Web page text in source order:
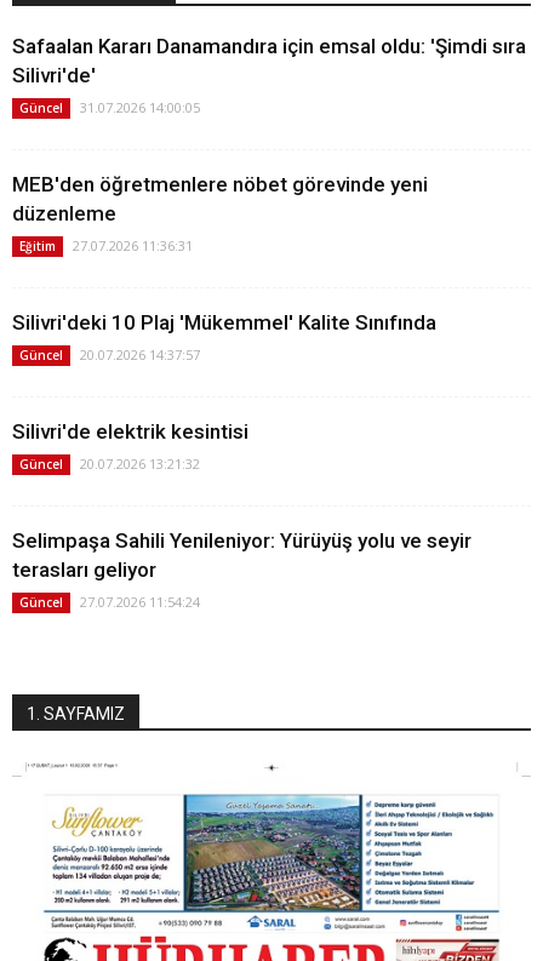
Safaalan Kararı Danamandıra için emsal oldu: 'Şimdi sıra
Silivri'de'
Güncel 31.07.2026 14:00:05
MEB'den öğretmenlere nöbet görevinde yeni
düzenleme
Eğitim 27.07.2026 11:36:31
Silivri'deki 10 Plaj 'Mükemmel' Kalite Sınıfında
Güncel 20.07.2026 14:37:57
Silivri'de elektrik kesintisi
Güncel 20.07.2026 13:21:32
Selimpaşa Sahili Yenileniyor: Yürüyüş yolu ve seyir
terasları geliyor
Güncel 27.07.2026 11:54:24
1. SAYFAMIZ